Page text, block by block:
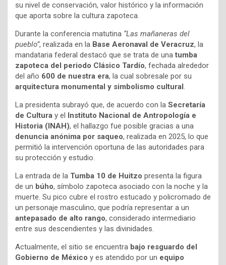
su nivel de conservación, valor histórico y la información
que aporta sobre la cultura zapoteca.
Durante la conferencia matutina “Las mañaneras del
pueblo”, realizada en la Base Aeronaval de Veracruz, la
mandataria federal destacó que se trata de unatumba
zapoteca del periodo Clásico Tardío, fechada alrededor
del año 600 de nuestra era, la cual sobresale por su
arquitectura monumental y simbolismo cultural.
La presidenta subrayó que, de acuerdo con la Secretaría
de Cultura y el Instituto Nacional de Antropología e
Historia (INAH), el hallazgo fue posible gracias a una
denuncia anónima por saqueo, realizada en 2025, lo que
permitió la intervención oportuna de las autoridades para
su protección y estudio.
La entrada de la Tumba 10 de Huitzo presenta la figura
de un búho, símbolo zapoteca asociado con la noche y la
muerte. Su pico cubre el rostro estucado y policromado de
un personaje masculino, que podría representar a un
antepasado de alto rango, considerado intermediario
entre sus descendientes y las divinidades.
Actualmente, el sitio se encuentra bajo resguardo del
Gobierno de México y es atendido por un equipo